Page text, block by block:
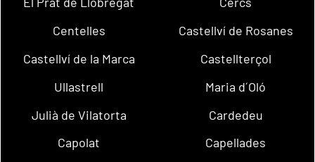
Centelles
Castellví de Rosanes
Castellví de la Marca
Castellterçol
Ullastrell
Maria d´Oló
Julià de Vilatorta
Cardedeu
Capolat
Capellades